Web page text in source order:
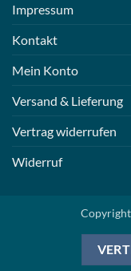
Impressum
Kontakt
Mein Konto
Versand & Lieferung
Vertrag widerrufen
Widerruf